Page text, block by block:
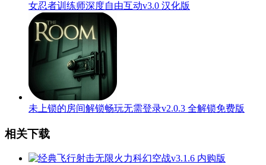
女忍者训练师深度自由互动v3.0 汉化版
未上锁的房间解锁畅玩无需登录v2.0.3 全解锁免费版
相关下载